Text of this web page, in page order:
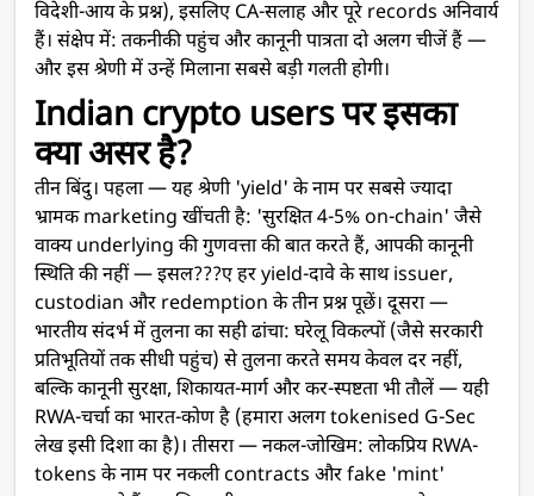
विदेशी-आय के प्रश्न), इसलिए CA-सलाह और पूरे records अनिवार्य
हैं। संक्षेप में: तकनीकी पहुंच और कानूनी पात्रता दो अलग चीजें हैं —
और इस श्रेणी में उन्हें मिलाना सबसे बड़ी गलती होगी।
Indian crypto users पर इसका
क्या असर है?
तीन बिंदु। पहला — यह श्रेणी 'yield' के नाम पर सबसे ज्यादा
भ्रामक marketing खींचती है: 'सुरक्षित 4-5% on-chain' जैसे
वाक्य underlying की गुणवत्ता की बात करते हैं, आपकी कानूनी
स्थिति की नहीं — इसल???ए हर yield-दावे के साथ issuer,
custodian और redemption के तीन प्रश्न पूछें। दूसरा —
भारतीय संदर्भ में तुलना का सही ढांचा: घरेलू विकल्पों (जैसे सरकारी
प्रतिभूतियों तक सीधी पहुंच) से तुलना करते समय केवल दर नहीं,
बल्कि कानूनी सुरक्षा, शिकायत-मार्ग और कर-स्पष्टता भी तौलें — यही
RWA-चर्चा का भारत-कोण है (हमारा अलग tokenised G-Sec
लेख इसी दिशा का है)। तीसरा — नकल-जोखिम: लोकप्रिय RWA-
tokens के नाम पर नकली contracts और fake 'mint'